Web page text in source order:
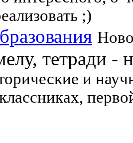
;)
тетради -
и